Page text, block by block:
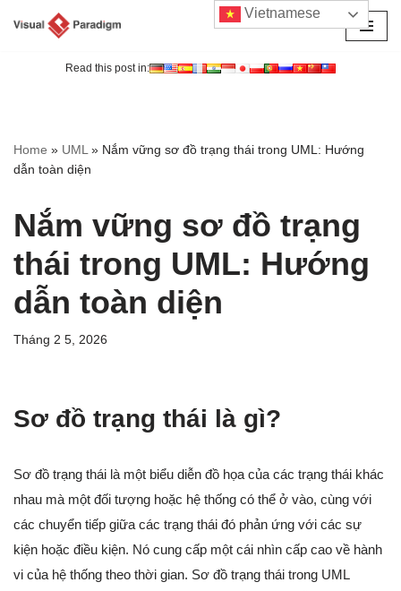
Read this post in:
Home » UML» Nắm vững sơ đồ trạng thái trong UML: Hướng
dẫn toàn diện
Nắm vững sơ đồ trạng
thái trong UML: Hướng
dẫn toàn diện
Tháng 2 5, 2026
Sơ đồ trạng thái là gì?
Sơ đồ trạng thái là một biểu diễn đồ họa của các trạng thái khác
nhau mà một đối tượng hoặc hệ thống có thể ở vào, cùng với
các chuyển tiếp giữa các trạng thái đó phản ứng với các sự
kiện hoặc điều kiện. Nó cung cấp một cái nhìn cấp cao về hành
vi của hệ thống theo thời gian. Sơ đồ trạng thái trong UML
Vietnamese